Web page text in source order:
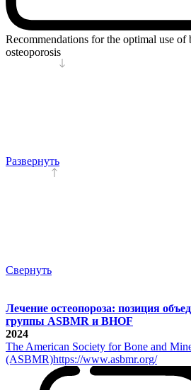
Recommendations for the optimal use of
osteoporosis
Развернуть
Свернуть
Лечение остеопороза: позиция
группы ASBMR и BHOF
2024
The American Society for Bone and
(ASBMR)https://www.asbmr.org/